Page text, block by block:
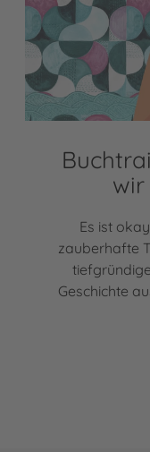
Video abspielen
wir
Es ist
zauberhafte
Geschichte